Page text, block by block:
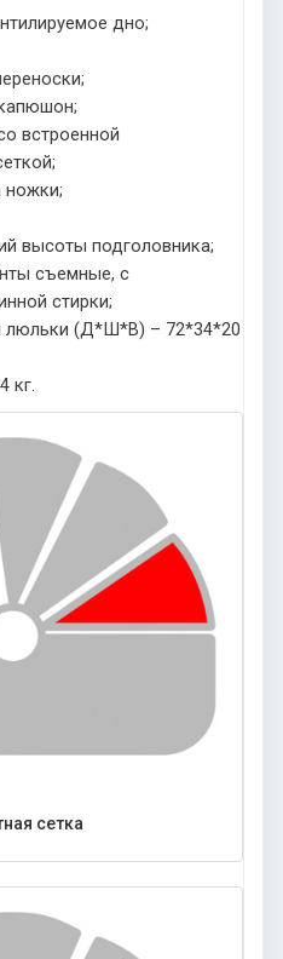
дно;
встроенной
ножки;
высоты подголовника;
съемные, с
стирки;
люльки (Д*Ш*В) – 72*34*20
кг.
сетка